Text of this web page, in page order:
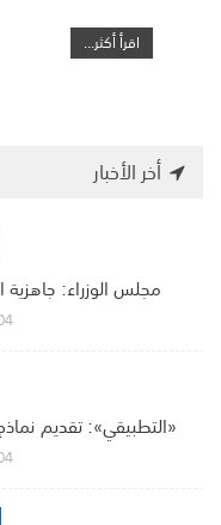
اقرأ أكثر...
أخر الأخبار
مجلس الوزراء:
«التطبيقي»: تقديم